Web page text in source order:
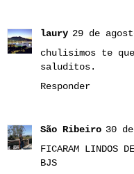
laury 29 de
chulisimos te
saluditos.
Responder
São Ribeiro 30
FICARAM LINDOS
BJS